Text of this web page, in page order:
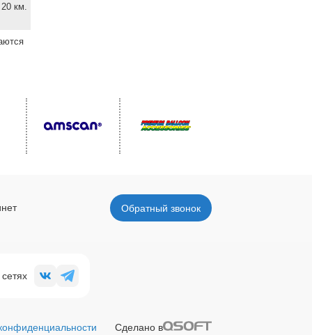
км.
Обратный звонок
Сделано в